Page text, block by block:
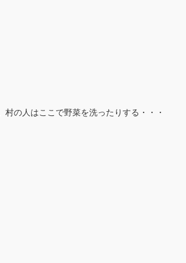
村の人はここで野菜を洗ったりする・・・